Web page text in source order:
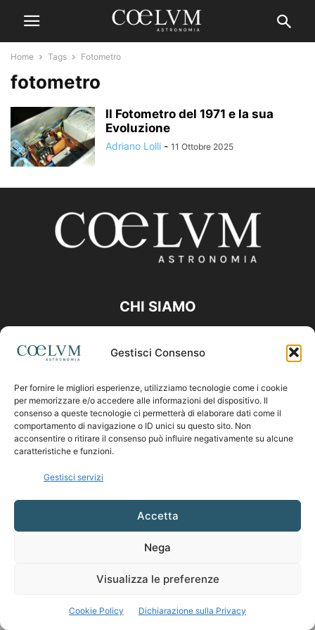
Gestisci Consenso
Per fornire le migliori esperienze, utilizziamo tecnologie come i cookie
per memorizzare e/o accedere alle informazioni del dispositivo. Il
consenso a queste tecnologie ci permetterà di elaborare dati come il
comportamento di navigazione o ID unici su questo sito. Non
acconsentire o ritirare il consenso può influire negativamente su alcune
caratteristiche e funzioni.
Gestisci servizi
Accetta
Nega
Visualizza le preferenze
Cookie Policy Dichiarazione sulla Privacy
Home Tags Fotometro
fotometro
Il Fotometro del 1971 e la sua
Evoluzione
Adriano Lolli - 11 Ottobre 2025
CHI SIAMO
Contattaci:coelumastro@coelum.com
SEGUICI